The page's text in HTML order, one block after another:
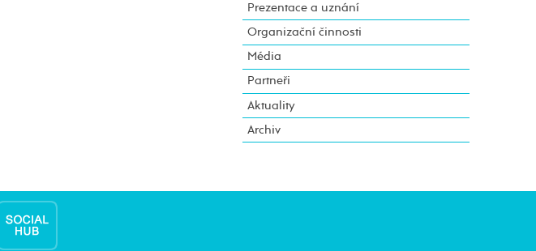
Prezentace a uznání
Organizační činnosti
Média
Partneři
Aktuality
Archiv